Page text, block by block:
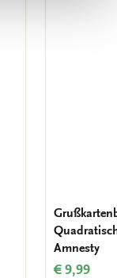
Amnesty
€ 9,99